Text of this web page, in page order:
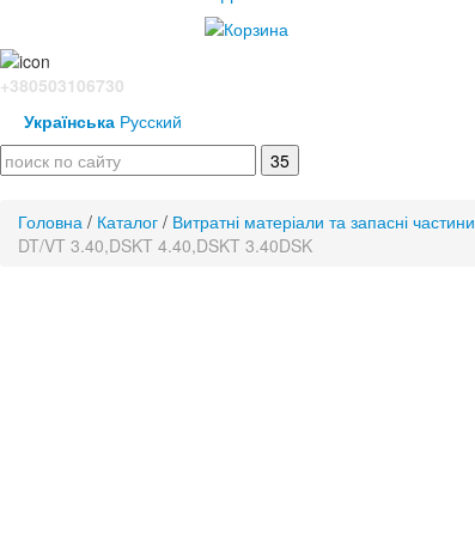
+380503106730
Українська Русский
Головна / Каталог / Витратні матеріали та запасні частини
DT/VT 3.40,DSKT 4.40,DSKT 3.40DSK